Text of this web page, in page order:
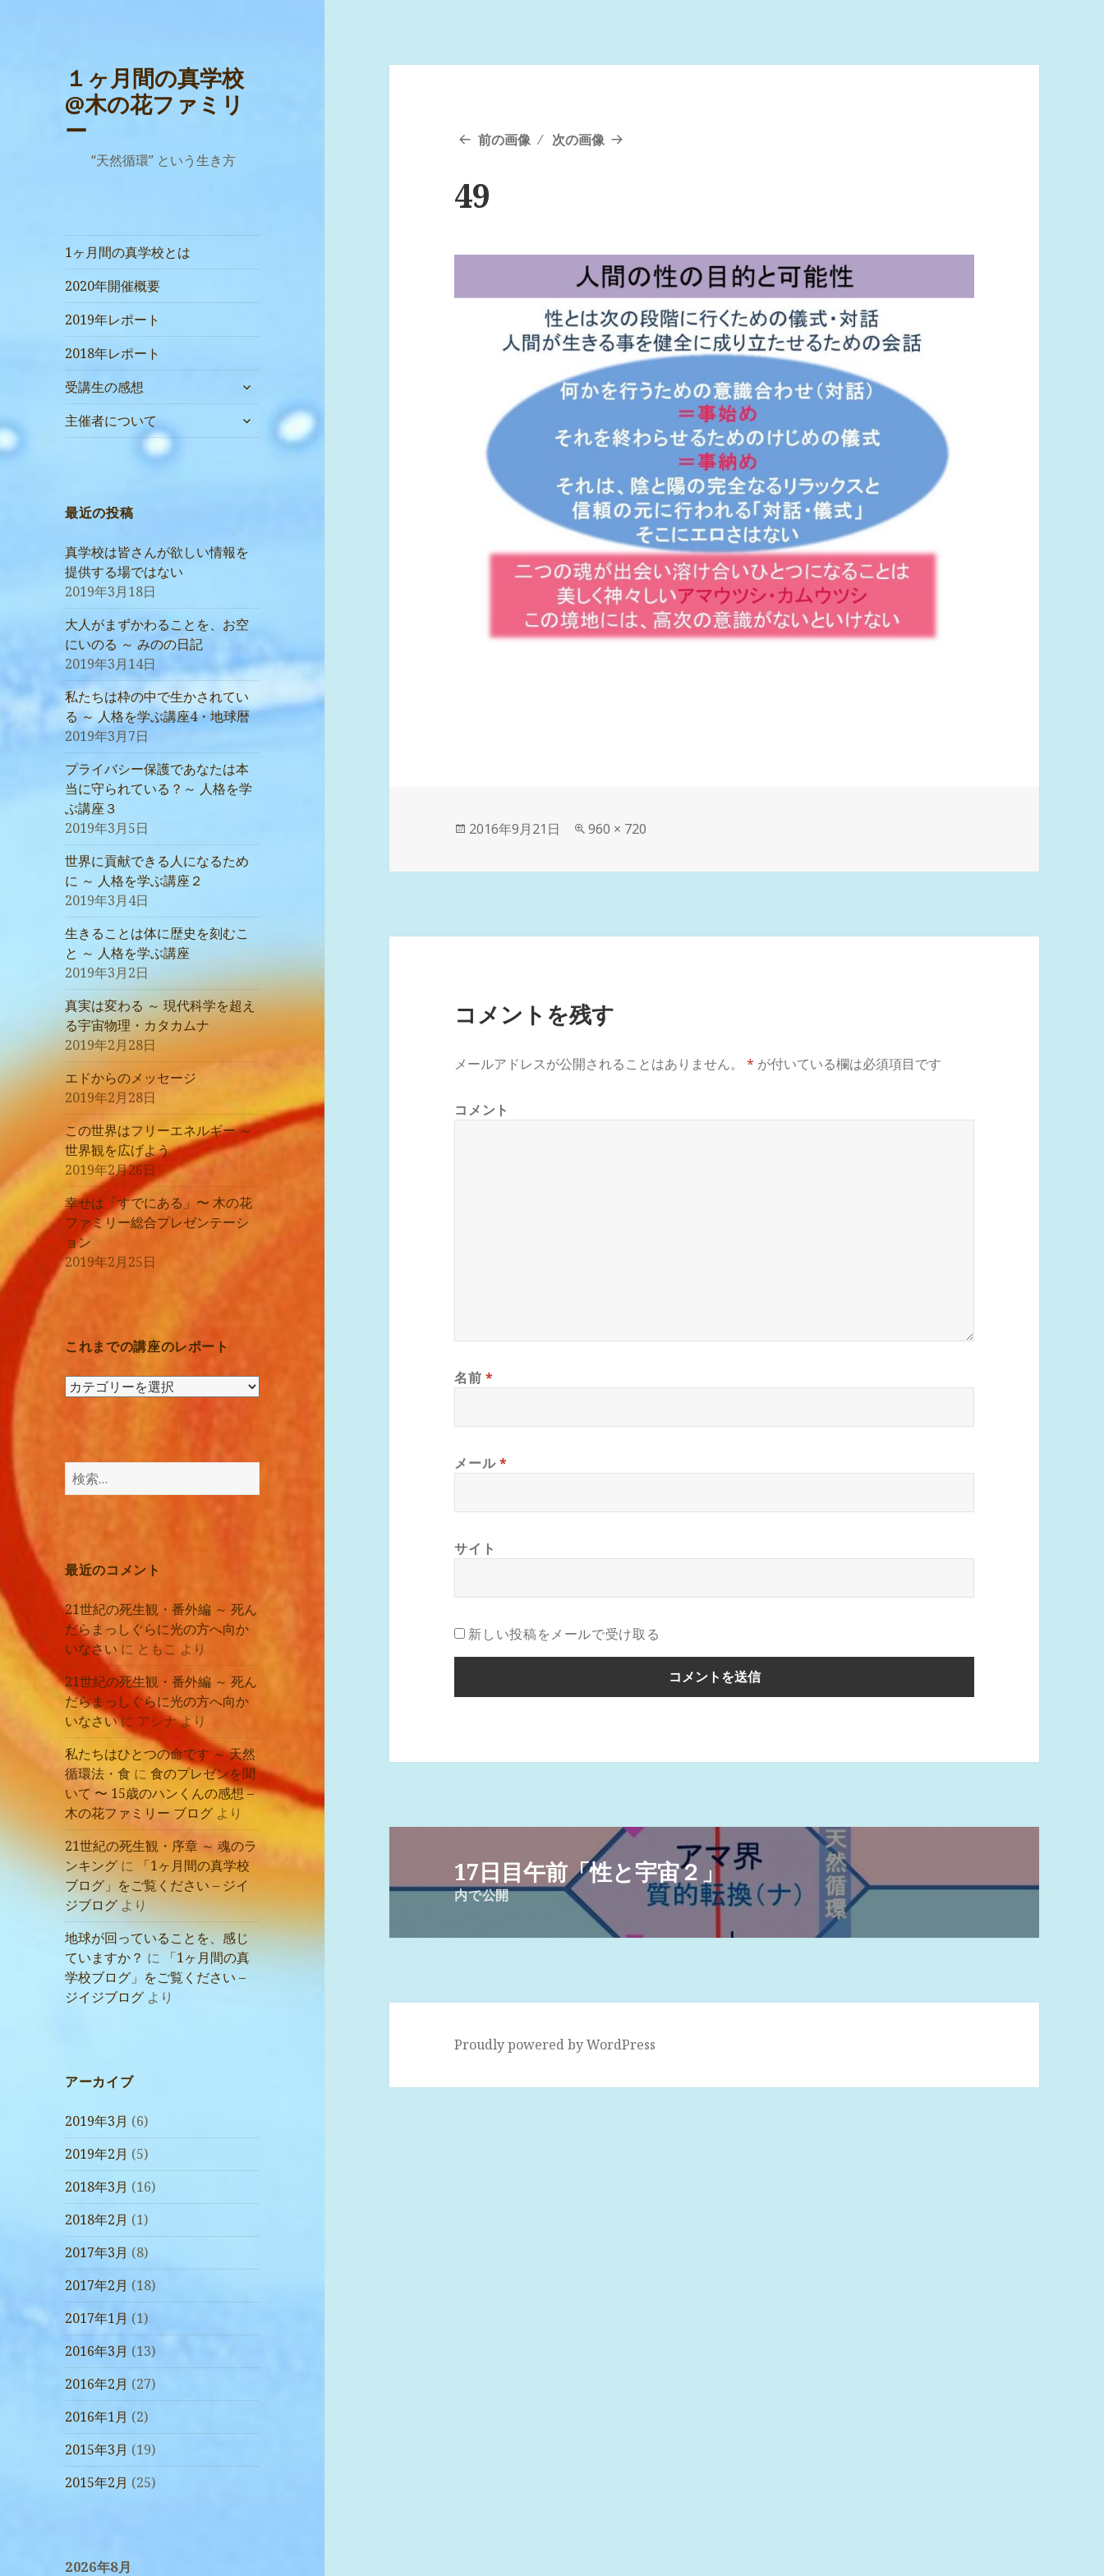
１ヶ月間の真学校
@木の花ファミリ
ー
“天然循環” という生き方
1ヶ月間の真学校とは
2020年開催概要
2019年レポート
2018年レポート
受講生の感想
サ
ブ
メ
ニ
主催者について
サ
ブ
展
最近の投稿
真学校は皆さんが欲しい情報を
提供する場ではない
2019年3月18日
大人がまずかわることを、お空
にいのる ～ みのの日記
2019年3月14日
私たちは枠の中で生かされてい
る ～ 人格を学ぶ講座4・地球暦
2019年3月7日
プライバシー保護であなたは本
当に守られている？～ 人格を学
ぶ講座３
2019年3月5日
世界に貢献できる人になるため
に ～ 人格を学ぶ講座２
2019年3月4日
生きることは体に歴史を刻むこ
と ～ 人格を学ぶ講座
2019年3月2日
真実は変わる ～ 現代科学を超え
る宇宙物理・カタカムナ
2019年2月28日
エドからのメッセージ
2019年2月28日
この世界はフリーエネルギー ～
世界観を広げよう
2019年2月26日
幸せは「すでにある」〜 木の花
ファミリー総合プレゼンテーシ
ョン
2019年2月25日
これまでの講座のレポート
こ
の
講
ポ
ー
ト
検
索:
最近のコメント
21世紀の死生観・番外編 ～ 死ん
だらまっしぐらに光の方へ向か
いなさい に ともこ より
21世紀の死生観・番外編 ～ 死ん
だらまっしぐらに光の方へ向か
いなさいに アシナより
私たちはひとつの命です ～ 天然
循環法・食 に食のプレゼンを聞
いて 〜 15歳のハンくんの感想 –
木の花ファミリー ブログ より
21世紀の死生観・序章 ～ 魂のラ
ンキング に
「1ヶ月間の真学校
ブログ」をご覧ください – ジイ
ジブログより
地球が回っていることを、感じ
ていますか？ に
「1ヶ月間の真
学校ブログ」をご覧ください –
ジイジブログ より
アーカイブ
2019年3月 (6)
2019年2月 (5)
2018年3月 (16)
2018年2月 (1)
2017年3月 (8)
2017年2月 (18)
2017年1月 (1)
2016年3月 (13)
2016年2月 (27)
2016年1月 (2)
2015年3月 (19)
2015年2月 (25)
2026年8月
前の画像 次の画像
49
投
日:
2016年9月21日
フ
サ
960 × 720
コメントを残す
メールアドレスが公開されることはありません。 * が付いている欄は必須項目です
コメント
名前*
メール*
サイト
新しい投稿をメールで受け取る
ナ
ゲ
17日目午前「性と宇宙２」
内で公開
Proudly powered by WordPress